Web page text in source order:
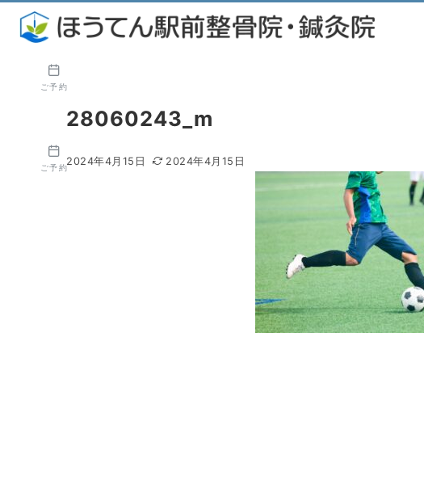
ご予約
ご予約
28060243_m
2024年4月15日 2024年4月15日